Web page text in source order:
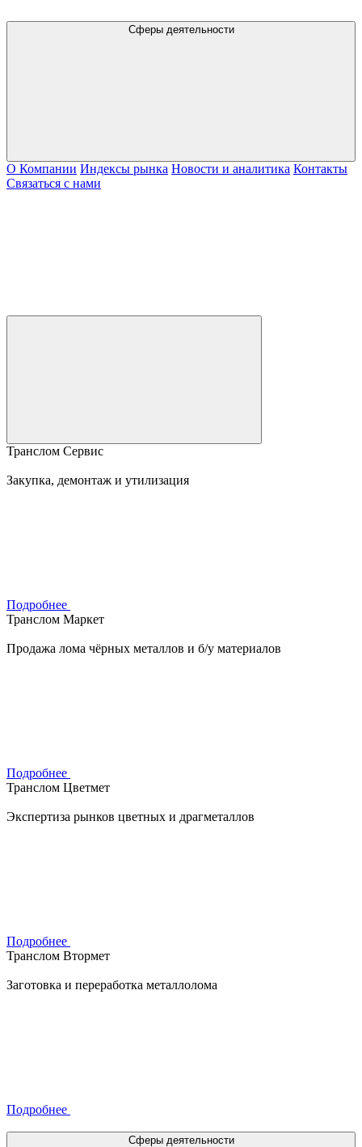
Сферы деятельности
О Компании Индексы рынка Новости и аналитика Контакты
Связаться с нами
Транслом Сервис
Закупка, демонтаж и утилизация
Подробнее
Транслом Маркет
Продажа лома чёрных металлов и б/у материалов
Подробнее
Транслом Цветмет
Экспертиза рынков цветных и драгметаллов
Подробнее
Транслом Втормет
Заготовка и переработка металлолома
Подробнее
Сферы деятельности